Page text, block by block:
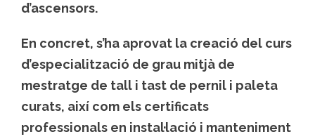
d’ascensors.
En concret, s’ha aprovat la creació del curs
d’especialització de grau mitjà de
mestratge de tall i tast de pernil i paleta
curats, així com els certificats
professionals en instal·lació i manteniment